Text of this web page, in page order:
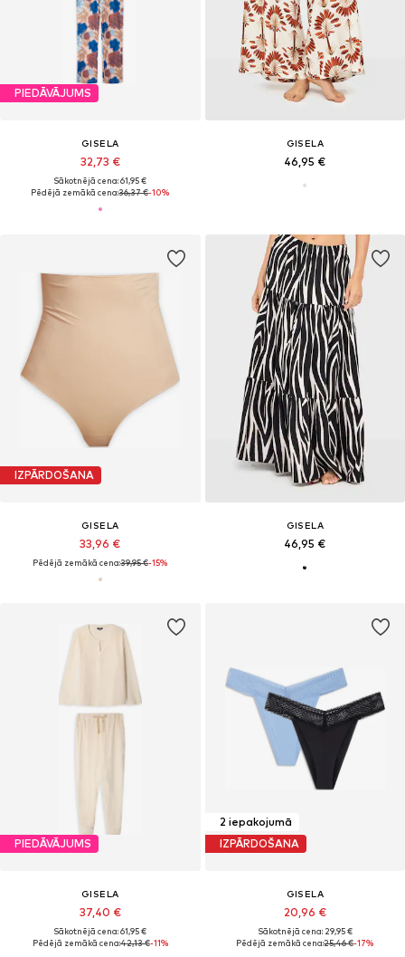
PIEDĀVĀJUMS
GISELA
32,73 €
Sākotnējā cena: 61,95 €
Pēdējā zemākā cena:36,37 €-10%
GISELA
46,95 €
IZPĀRDOŠANA
GISELA
33,96 €
Pēdējā zemākā cena:39,95 €-15%
GISELA
46,95 €
PIEDĀVĀJUMS
GISELA
37,40 €
Sākotnējā cena: 61,95 €
Pēdējā zemākā cena:42,13 €-11%
2 iepakojumā
IZPĀRDOŠANA
GISELA
20,96 €
Sākotnējā cena: 29,95 €
Pēdējā zemākā cena:25,46 €-17%